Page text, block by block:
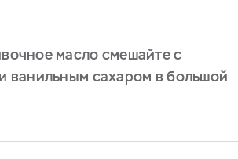
масло смешайте с
ванильным сахаром в большой